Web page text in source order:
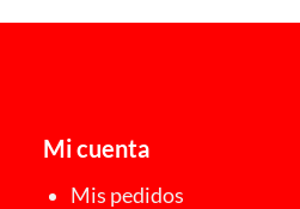
Mi cuenta
Mis pedidos